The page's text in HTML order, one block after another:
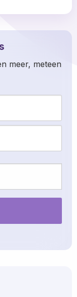
meer, meteen